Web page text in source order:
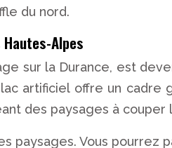
du nord.
Alpes
sur la Durance, est
artificiel offre un cadre
des paysages à couper
paysages. Vous